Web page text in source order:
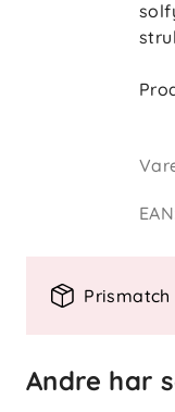
EAN
Andre har